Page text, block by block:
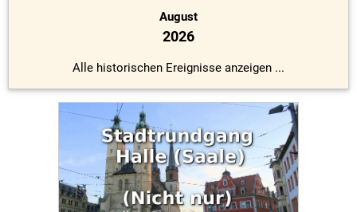
August
2026
Alle historischen Ereignisse anzeigen ...